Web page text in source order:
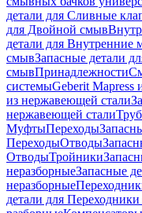
детали для Сливные
для Двойной смыв
детали для Внутренние
смывЗапасные детали
смывПринадлежности
системыGeberit Mapress
из нержавеющей стали
нержавеющей стали
МуфтыПереходы
ПереходыОтводы
ОтводыТройники
неразборныеЗапасные
неразборные
детали для